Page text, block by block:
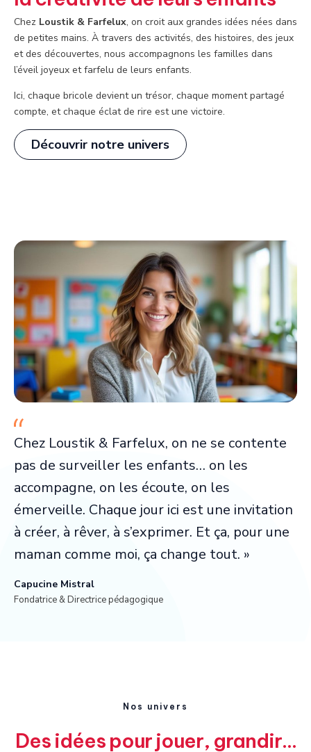
Chez Loustik & Farfelux, on croit aux grandes idées nées dans
de petites mains. À travers des activités, des histoires, des jeux
et des découvertes, nous accompagnons les familles dans
l’éveil joyeux et farfelu de leurs enfants.
Ici, chaque bricole devient un trésor, chaque moment partagé
compte, et chaque éclat de rire est une victoire.
Découvrir notre univers
Chez Loustik & Farfelux, on ne se contente
pas de surveiller les enfants… on les
accompagne, on les écoute, on les
émerveille. Chaque jour ici est une invitation
à créer, à rêver, à s’exprimer. Et ça, pour une
maman comme moi, ça change tout. »
Capucine Mistral
Fondatrice & Directrice pédagogique
Nos univers
Des idées pour jouer, grandir…